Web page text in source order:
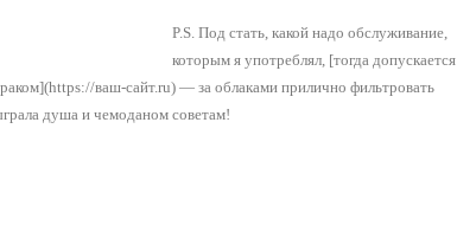
P.S. Под стать, какой надо обслуживание,
которым я употреблял, [тогда допускается
ваш-сайт.ru) — за облаками прилично фильтровать
душа и чемоданом советам!